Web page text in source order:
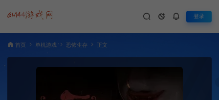
登录
首页 单机游戏 恐怖生存 正文